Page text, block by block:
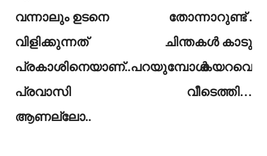
വന്നാലും ഉടനെ
വിളിക്കുന്നത്
പ്രകാശിനെയാണ്..പറയുമ്പോൾ
പ്രവാസി
ആണല്ലോ..
തോന്നാറുണ്ട് .
ചിന്തകൾ കാടു
കയറവെ
വീടെത്തി…